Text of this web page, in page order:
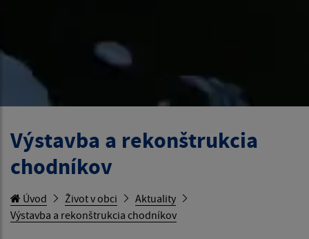
Výstavba a rekonštrukcia
chodníkov
Úvod Život v obci
Aktuality
Výstavba a rekonštrukcia chodníkov